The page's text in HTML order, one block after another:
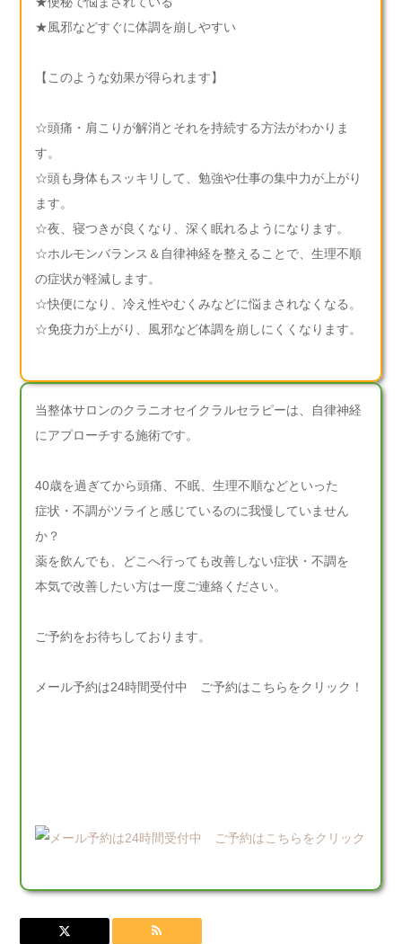
★風邪などすぐに体調を崩しやすい
【このような効果が得られます】
☆頭痛・肩こりが解消とそれを持続する方法がわかりま
す。
☆頭も身体もスッキリして、勉強や仕事の集中力が上がり
ます。
☆夜、寝つきが良くなり、深く眠れるようになります。
☆ホルモンバランス＆自律神経を整えることで、生理不順
の症状が軽減します。
☆快便になり、冷え性やむくみなどに悩まされなくなる。
☆免疫力が上がり、風邪など体調を崩しにくくなります。
当整体サロンのクラニオセイクラルセラピーは、自律神経
にアプローチする施術です。
40歳を過ぎてから頭痛、不眠、生理不順などといった
症状・不調がツライと感じているのに我慢していません
か？
薬を飲んでも、どこへ行っても改善しない症状・不調を
本気で改善したい方は一度ご連絡ください。
ご予約をお待ちしております。
メール予約は24時間受付中 ご予約はこちらをクリック！